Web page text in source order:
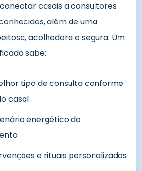
casais a consultores
além de uma
acolhedora e segura. Um
sabe:
tipo de consulta conforme
casal
energético do
e rituais personalizados